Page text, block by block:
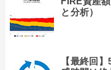
と分析）
【最終回